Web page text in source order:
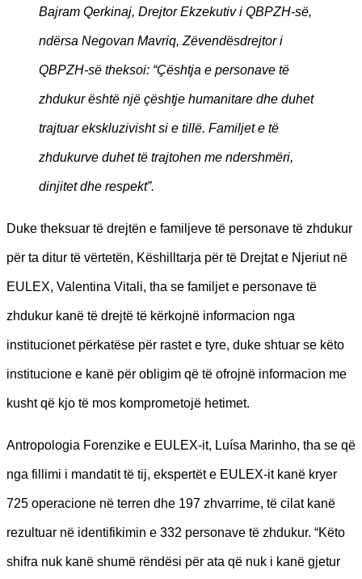
Bajram Qerkinaj, Drejtor Ekzekutiv i QBPZH-së,
ndërsa Negovan Mavriq, Zëvendësdrejtor i
QBPZH-së theksoi: “Çështja e personave të
zhdukur është një çështje humanitare dhe duhet
trajtuar ekskluzivisht si e tillë. Familjet e të
zhdukurve duhet të trajtohen me ndershmëri,
dinjitet dhe respekt”.
Duke theksuar të drejtën e familjeve të personave të zhdukur
për ta ditur të vërtetën, Këshilltarja për të Drejtat e Njeriut në
EULEX, Valentina Vitali, tha se familjet e personave të
zhdukur kanë të drejtë të kërkojnë informacion nga
institucionet përkatëse për rastet e tyre, duke shtuar se këto
institucione e kanë për obligim që të ofrojnë informacion me
kusht që kjo të mos komprometojë hetimet.
Antropologia Forenzike e EULEX-it, Luísa Marinho, tha se që
nga fillimi i mandatit të tij, ekspertët e EULEX-it kanë kryer
725 operacione në terren dhe 197 zhvarrime, të cilat kanë
rezultuar në identifikimin e 332 personave të zhdukur. “Këto
shifra nuk kanë shumë rëndësi për ata që nuk i kanë gjetur